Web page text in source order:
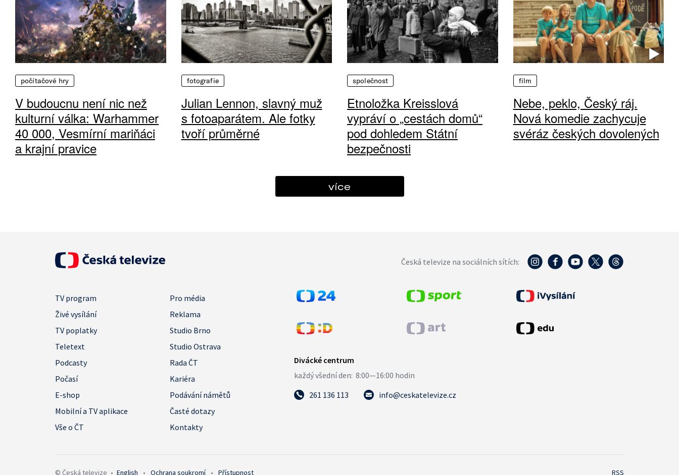
počítačové hry
V budoucnu není nic než
kulturní válka: Warhammer
40 000, Vesmírní mariňáci
a krajní pravice
fotografie
Julian Lennon, slavný muž
s fotoaparátem. Ale fotky
tvoří průměrné
společnost
Etnoložka Kreisslová
vypráví o „cestách domů“
pod dohledem Státní
bezpečnosti
film
Nebe, peklo, Český ráj.
Nová komedie zachycuje
svéráz českých dovolených
více
Česká televize na sociálních sítích:
TV program
Pro média
Živé vysílání
Reklama
TV poplatky
Studio Brno
Teletext
Studio Ostrava
Podcasty
Rada ČT
Počasí
Kariéra
E-shop
Podávání námětů
Mobilní a TV aplikace
Časté dotazy
Vše o ČT
Kontakty
261 136 113 info@ceskatelevize.cz
© Česká televize • English • Ochrana soukromí • Přístupnost RSS